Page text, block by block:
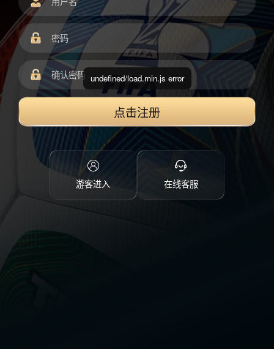
点击注册
游客进入 在线客服
undefined/load.min.js error